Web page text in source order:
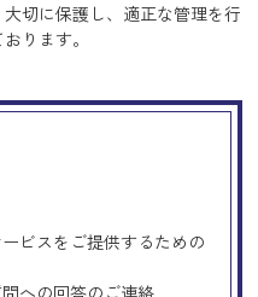
大切に保護し、適正な管理を行
ります。
ビスをご提供するための
への回答のご連絡